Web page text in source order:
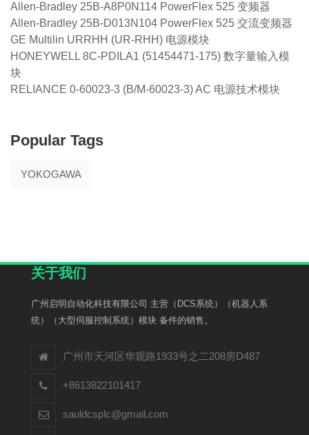
Allen-Bradley 25B-A8P0N114 PowerFlex 525 变频器
Allen-Bradley 25B-D013N104 PowerFlex 525 交流变频器
GE Multilin URRHH (UR-RHH) 电源模块
HONEYWELL 8C-PDILA1 (51454471-175) 数字量输入模
块
RELIANCE 0-60023-3 (B/M-60023-3) AC 电源技术模块
Popular Tags
YOKOGAWA
关于我们
广州启明自动化科技有限公司 主营（DCS系统）（机器人系
统）（大型伺服控制系统）模块 备件的销售。
广州市天河区华观路1933号之二208房D487
+8613822101417
sauldcsplc@gmail.com